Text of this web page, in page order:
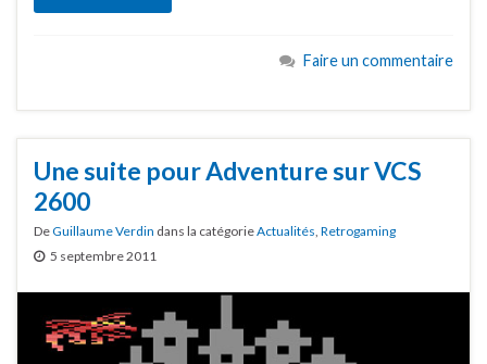
Faire un commentaire
Une suite pour Adventure sur VCS
2600
DeGuillaume Verdin dans la catégorieActualités Retrogaming
5 septembre 2011